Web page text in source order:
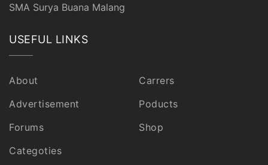
SMA Surya Buana Malang
USEFUL LINKS
About
Advertisement
Forums
Categoties
Carrers
Poducts
Shop